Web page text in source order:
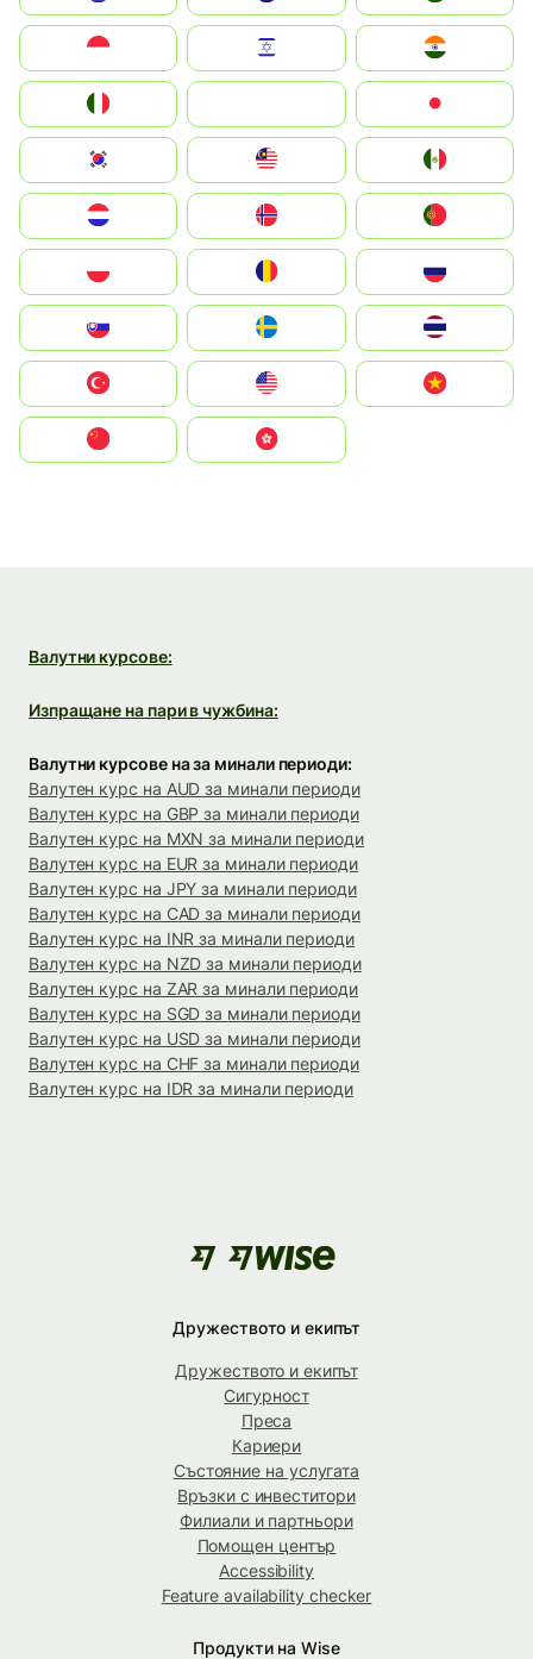
South Korea
United States
中國香港特別行政區
Валутни курсове:
Изпращане на пари в чужбина:
Валутни курсове на за минали периоди:
Валутен курс на AUD за минали периоди
Валутен курс на GBP за минали периоди
Валутен курс на MXN за минали периоди
Валутен курс на EUR за минали периоди
Валутен курс на JPY за минали периоди
Валутен курс на CAD за минали периоди
Валутен курс на INR за минали периоди
Валутен курс на NZD за минали периоди
Валутен курс на ZAR за минали периоди
Валутен курс на SGD за минали периоди
Валутен курс на USD за минали периоди
Валутен курс на CHF за минали периоди
Валутен курс на IDR за минали периоди
Дружеството и екипът
Дружеството и екипът
Сигурност
Преса
Кариери
Състояние на услугата
Връзки с инвеститори
Филиали и партньори
Помощен център
Accessibility
Feature availability checker
Продукти на Wise